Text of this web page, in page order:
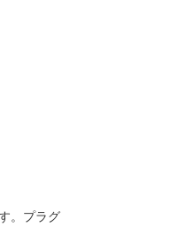
。プラグ